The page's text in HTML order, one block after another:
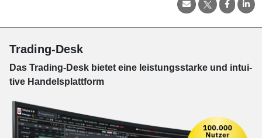
Trading-Desk
Das Trading-Desk bie­tet eine leis­tungs­star­ke und in­tui­
tive Han­dels­platt­form